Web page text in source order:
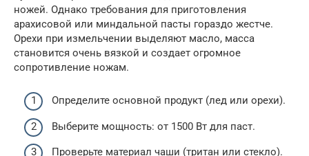
ножей. Однако требования для приготовления
арахисовой или миндальной пасты гораздо жестче.
Орехи при измельчении выделяют масло, масса
становится очень вязкой и создает огромное
сопротивление ножам.
Определите основной продукт (лед или орехи).
Выберите мощность: от 1500 Вт для паст.
Проверьте материал чаши (тритан или стекло).